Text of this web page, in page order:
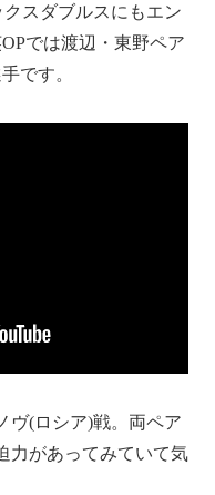
スダブルスにもエン
では渡辺・東野ペア
です。
ヴ(ロシア)戦。両ペア
力があってみていて気